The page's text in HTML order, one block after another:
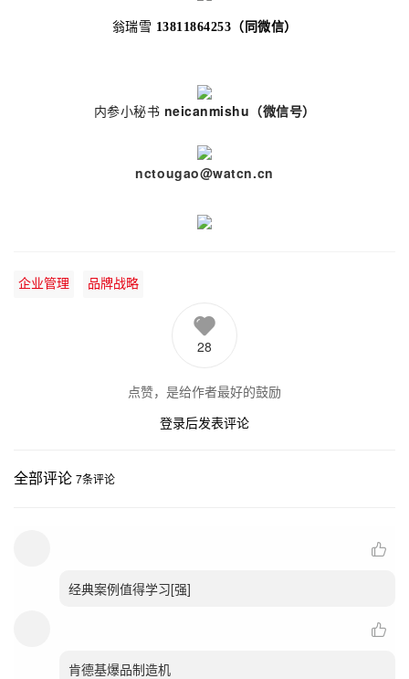
翁瑞雪 13811864253（同微信）
内参小秘书 neicanmishu （微信号）
nctougao@watcn.cn
企业管理 品牌战略
28
点赞，是给作者最好的鼓励
登录后发表评论
全部评论 7条评论
经典案例值得学习[强]
肯德基爆品制造机